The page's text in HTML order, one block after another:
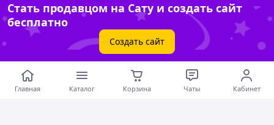
Стать продавцом на Сату и создать сайт
бесплатно
Создать сайт
Главная Каталог Корзина Чаты Кабинет